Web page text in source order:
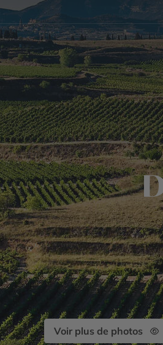
Voir plus de photos